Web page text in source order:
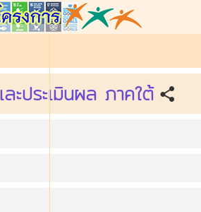
ะประเมินผล ภาคใต้ share